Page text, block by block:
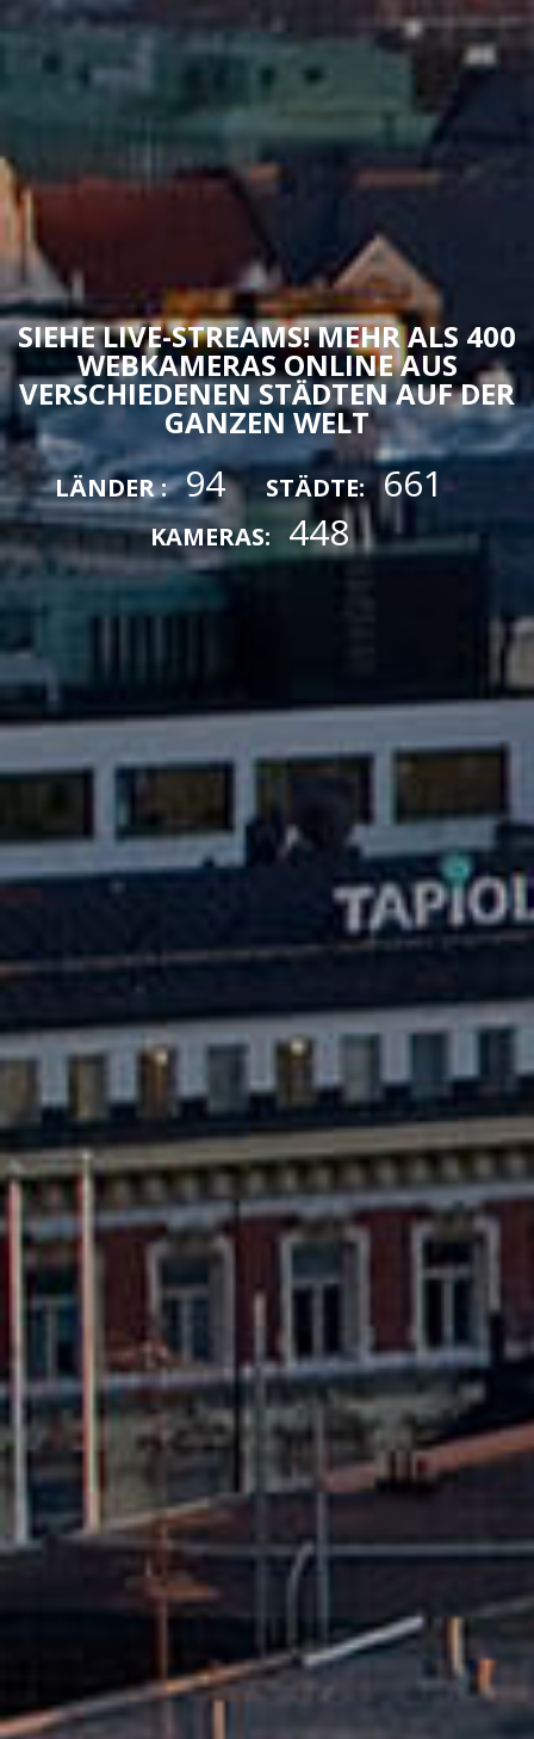
SIEHE LIVE-STREAMS! MEHR ALS 400
WEBKAMERAS ONLINE AUS
VERSCHIEDENEN STÄDTEN AUF DER
GANZEN WELT
LÄNDER : 94 STÄDTE: 661
KAMERAS: 448